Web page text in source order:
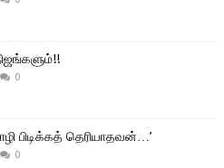
0
பிடிக்கத் தெரியாதவன்…’
0